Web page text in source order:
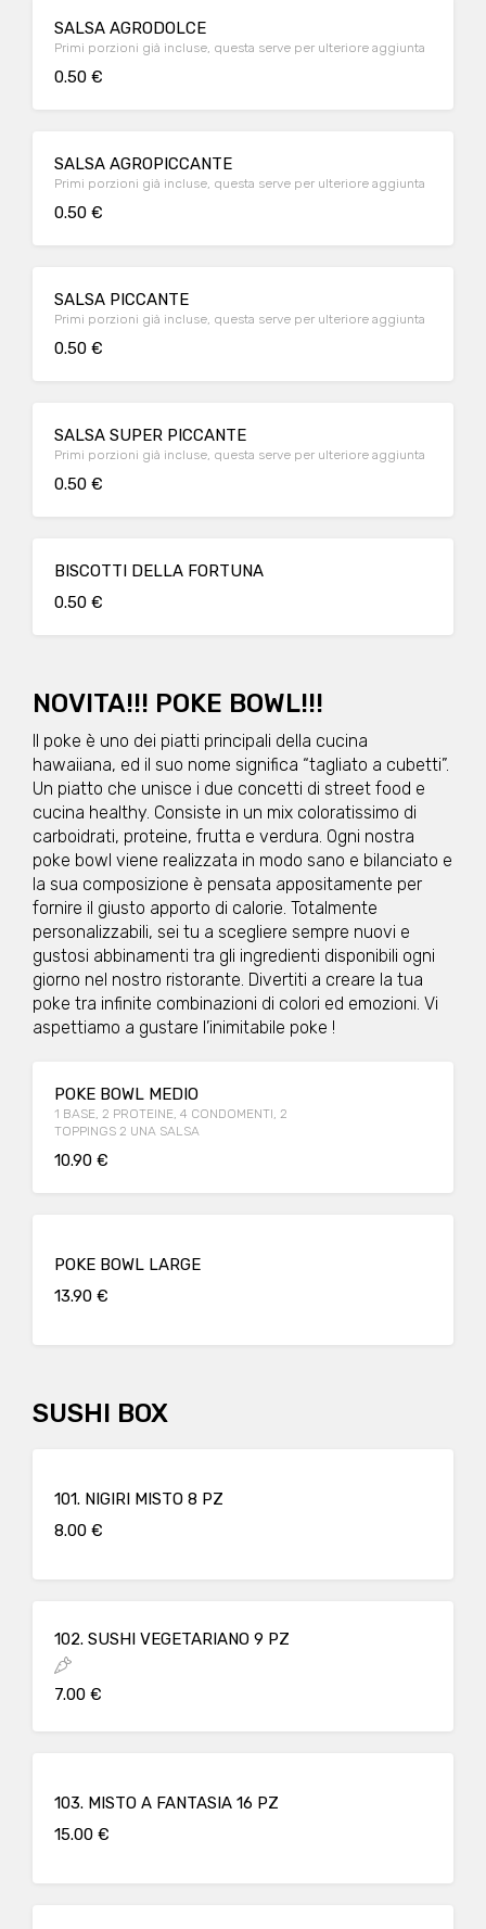
SALSA AGRODOLCE
Primi porzioni già incluse, questa serve per ulteriore aggiunta
0.50 €
SALSA AGROPICCANTE
Primi porzioni già incluse, questa serve per ulteriore aggiunta
0.50 €
SALSA PICCANTE
Primi porzioni già incluse, questa serve per ulteriore aggiunta
0.50 €
SALSA SUPER PICCANTE
Primi porzioni già incluse, questa serve per ulteriore aggiunta
0.50 €
BISCOTTI DELLA FORTUNA
0.50 €
NOVITA!!! POKE BOWL!!!
Il poke è uno dei piatti principali della cucina
hawaiiana, ed il suo nome significa “tagliato a cubetti”.
Un piatto che unisce i due concetti di street food e
cucina healthy. Consiste in un mix coloratissimo di
carboidrati, proteine, frutta e verdura. Ogni nostra
poke bowl viene realizzata in modo sano e bilanciato e
la sua composizione è pensata appositamente per
fornire il giusto apporto di calorie. Totalmente
personalizzabili, sei tu a scegliere sempre nuovi e
gustosi abbinamenti tra gli ingredienti disponibili ogni
giorno nel nostro ristorante. Divertiti a creare la tua
poke tra infinite combinazioni di colori ed emozioni. Vi
aspettiamo a gustare l’inimitabile poke !
POKE BOWL MEDIO
1 BASE, 2 PROTEINE, 4 CONDOMENTI, 2
TOPPINGS 2 UNA SALSA
10.90 €
POKE BOWL LARGE
13.90 €
SUSHI BOX
101. NIGIRI MISTO 8 PZ
8.00 €
102. SUSHI VEGETARIANO 9 PZ
7.00 €
103. MISTO A FANTASIA 16 PZ
15.00 €